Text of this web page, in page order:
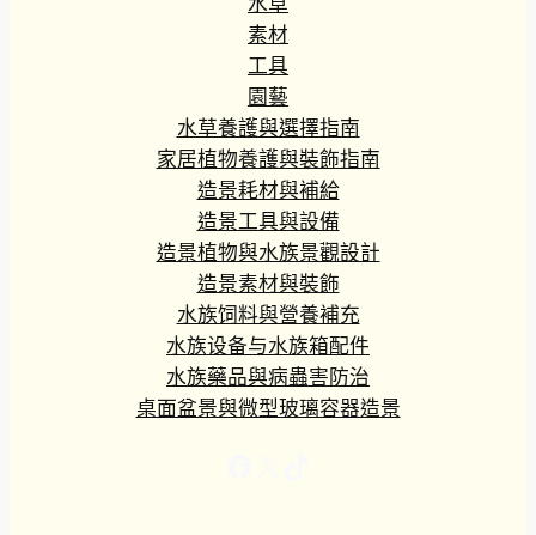
素材
工具
園藝
水草養護與選擇指南
家居植物養護與裝飾指南
造景耗材與補給
造景工具與設備
造景植物與水族景觀設計
造景素材與裝飾
水族饲料與營養補充
水族设备与水族箱配件
水族藥品與病蟲害防治
桌面盆景與微型玻璃容器造景